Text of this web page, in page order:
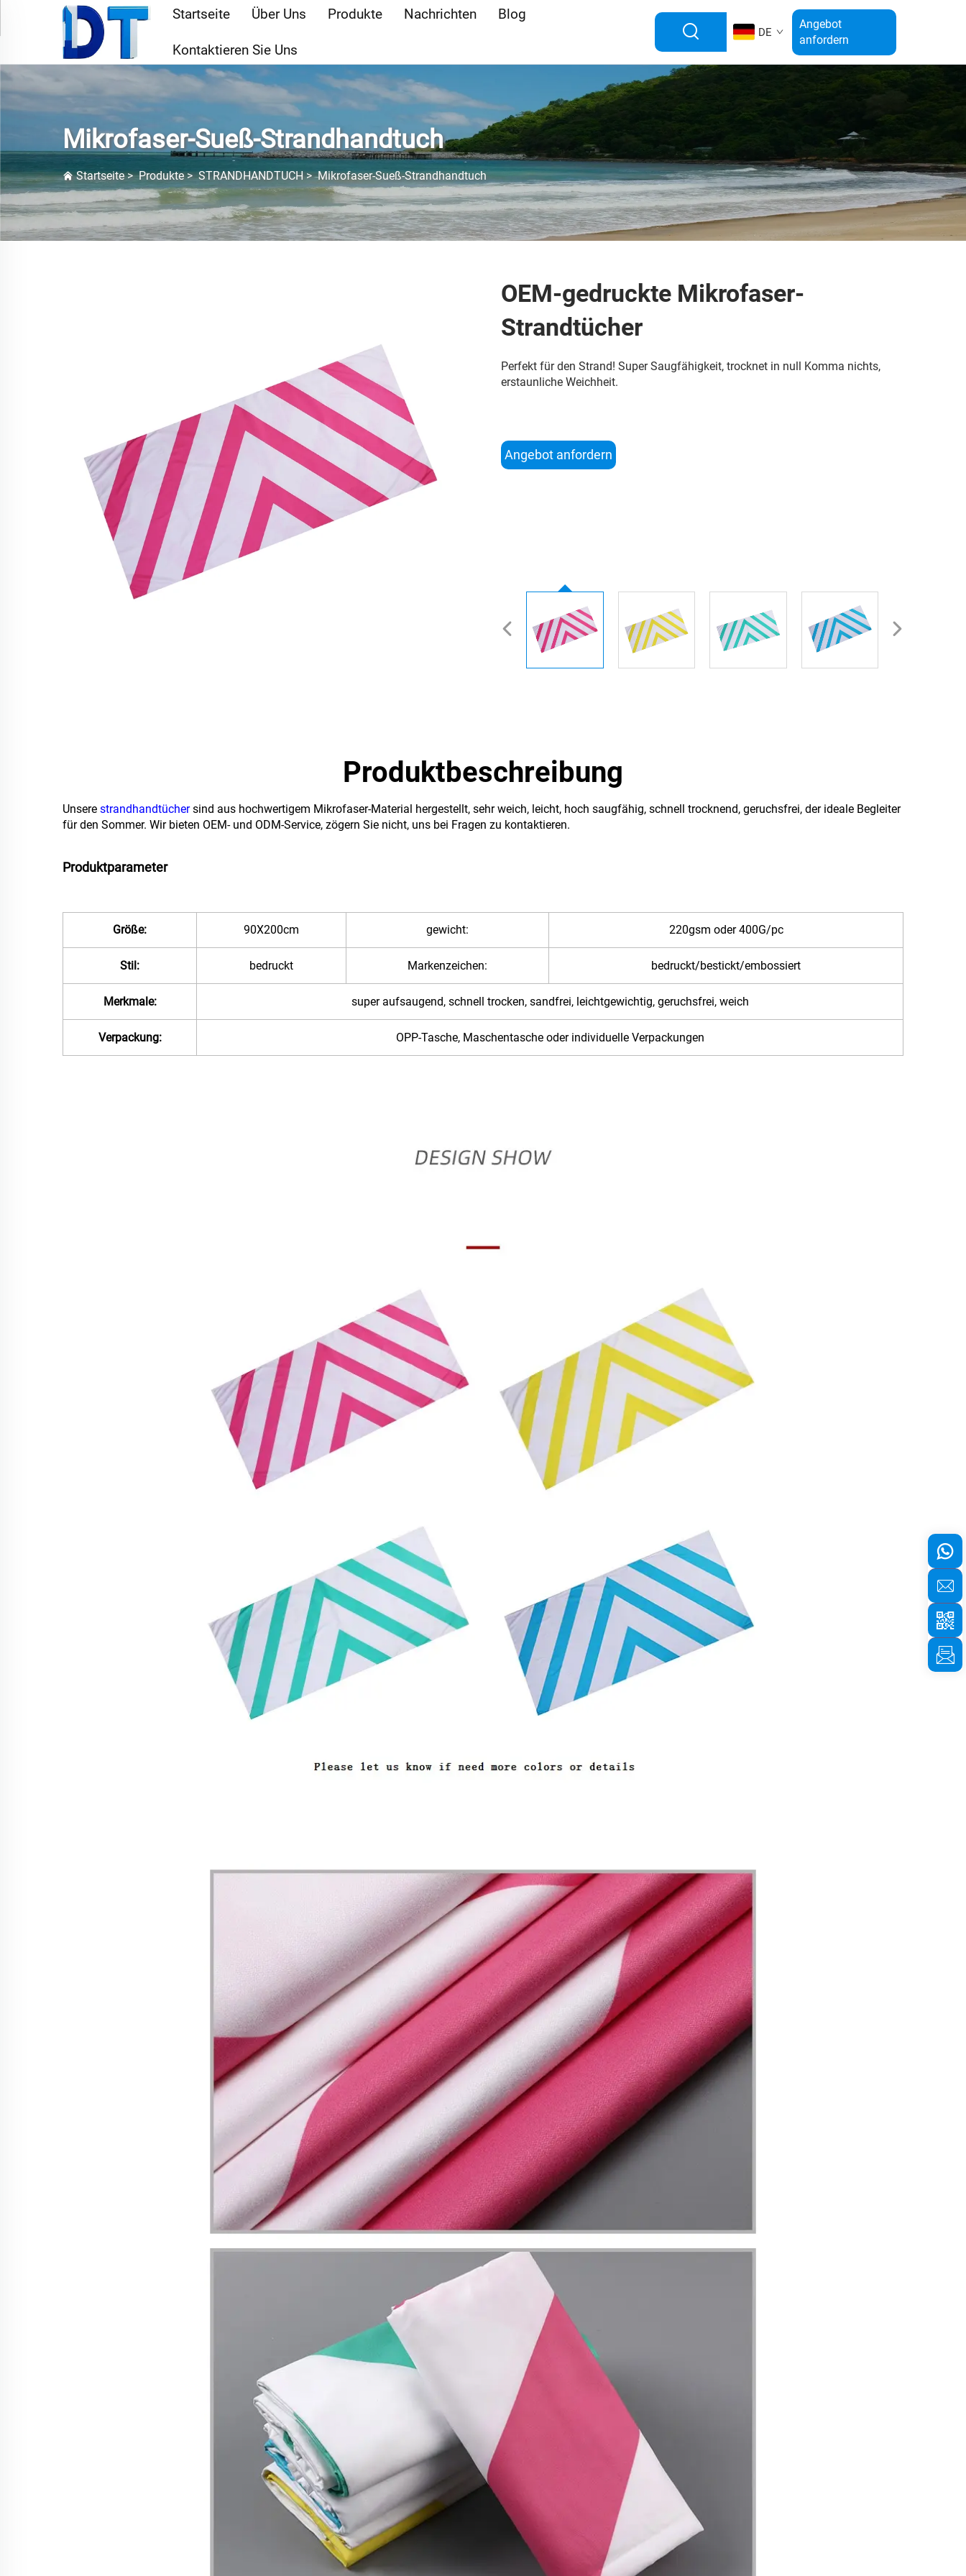
Startseite Über Uns Produkte Nachrichten Blog
Kontaktieren Sie Uns
DE
Angebot
anfordern
Mikrofaser-Sueß-Strandhandtuch
Startseite>Produkte>STRANDHANDTUCH>Mikrofaser-Sueß-Strandhandtuch
OEM-gedruckte Mikrofaser-
Strandtücher
Perfekt für den Strand! Super Saugfähigkeit, trocknet in null Komma nichts,
erstaunliche Weichheit.
Angebot anfordern
Produktbeschreibung
Unsere strandhandtüchersind aus hochwertigem Mikrofaser-Material hergestellt, sehr weich, leicht, hoch saugfähig, schnell trocknend, geruchsfrei, der ideale Begleiter
für den Sommer. Wir bieten OEM- und ODM-Service, zögern Sie nicht, uns bei Fragen zu kontaktieren.
Produktparameter
Größe: 90X200cm gewicht: 220gsm oder 400G/pc
Stil: bedruckt Markenzeichen: bedruckt/bestickt/embossiert
Merkmale: super aufsaugend, schnell trocken, sandfrei, leichtgewichtig, geruchsfrei, weich
Verpackung: OPP-Tasche, Maschentasche oder individuelle Verpackungen